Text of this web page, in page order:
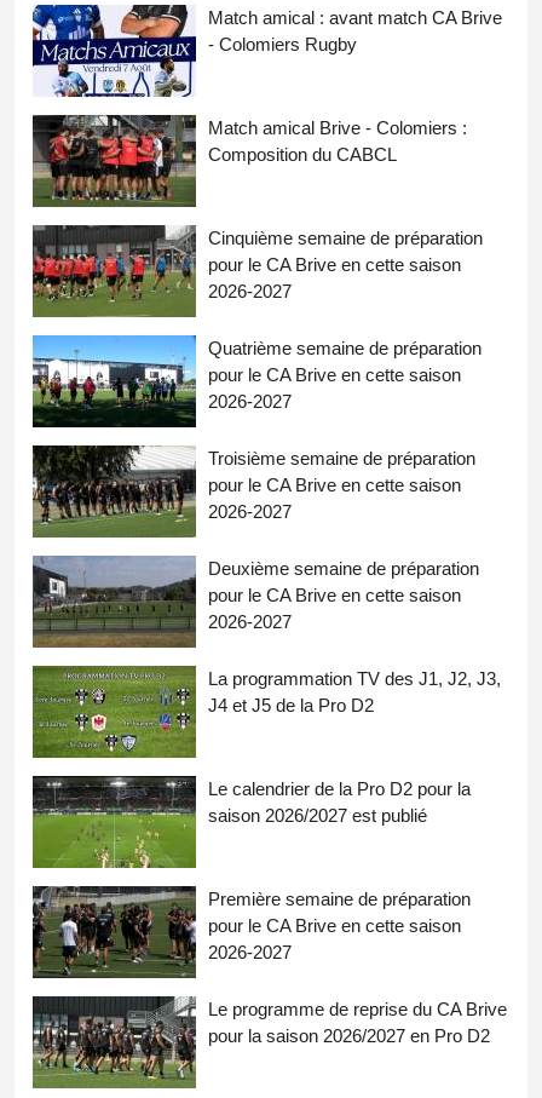
Match amical : avant match CA Brive
- Colomiers Rugby
Match amical Brive - Colomiers :
Composition du CABCL
Cinquième semaine de préparation
pour le CA Brive en cette saison
2026-2027
Quatrième semaine de préparation
pour le CA Brive en cette saison
2026-2027
Troisième semaine de préparation
pour le CA Brive en cette saison
2026-2027
Deuxième semaine de préparation
pour le CA Brive en cette saison
2026-2027
La programmation TV des J1, J2, J3,
J4 et J5 de la Pro D2
Le calendrier de la Pro D2 pour la
saison 2026/2027 est publié
Première semaine de préparation
pour le CA Brive en cette saison
2026-2027
Le programme de reprise du CA Brive
pour la saison 2026/2027 en Pro D2